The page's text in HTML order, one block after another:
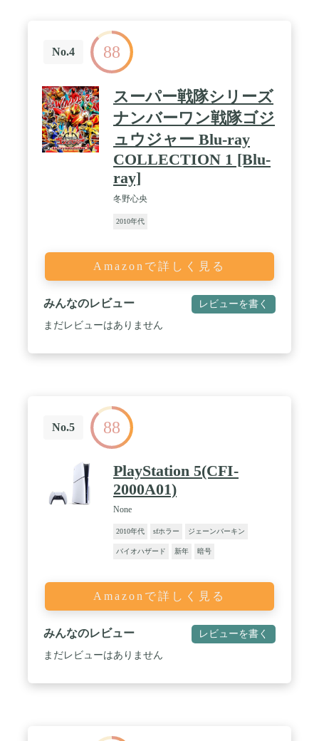
No.4 88
スーパー戦隊シリーズ
ナンバーワン戦隊ゴジ
ュウジャー Blu-ray
COLLECTION 1 [Blu-
ray]
冬野心央
2010年代
Amazonで詳しく見る
みんなのレビュー レビューを書く
まだレビューはありません
No.5 88
PlayStation 5(CFI-
2000A01)
None
2010年代 sfホラー ジェーンバーキン
バイオハザード 新年 暗号
Amazonで詳しく見る
みんなのレビュー レビューを書く
まだレビューはありません